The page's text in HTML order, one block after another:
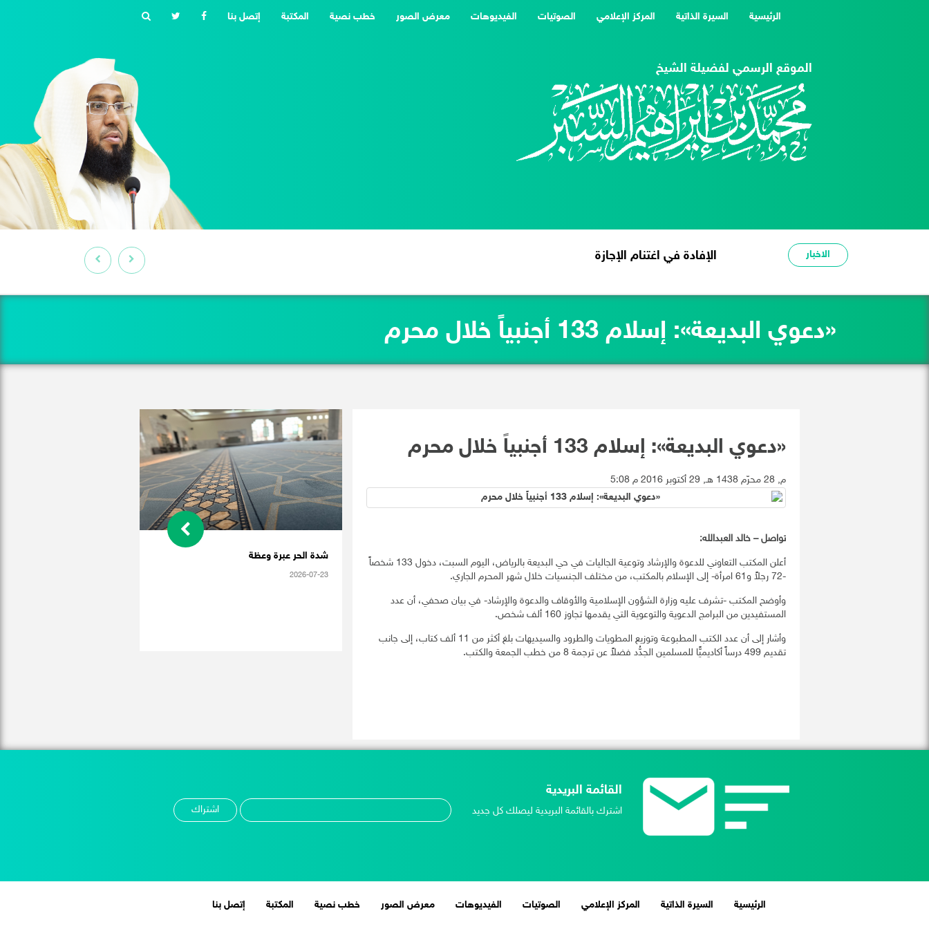
الرئيسية
(current) السيرة الذاتية المركز الإعلامي الصوتيات الفيديوهات معرض الصور خطب نصية المكتبة إتصل بنا
الموقع الرسمي لفضيلة الشيخ
الاخبار الإفادة في اغتنام الإجازة
«دعوي البديعة»: إسلام 133 أجنبياً خلال محرم
«دعوي البديعة»: إسلام 133 أجنبياً خلال محرم
5:08 م, 28 محرّم 1438 هـ, 29 أكتوبر 2016 م
تواصل – خالد العبدالله:
أعلن المكتب التعاوني للدعوة والإرشاد وتوعية الجاليات في حي البديعة بالرياض، اليوم السبت، دخول 133 شخصاً
-72 رجلاً و61 امرأة- إلى الإسلام بالمكتب، من مختلف الجنسيات خلال شهر المحرم الجاري.
وأوضح المكتب -تشرف عليه وزارة الشؤون الإسلامية والأوقاف والدعوة والإرشاد- في بيان صحفي، أن عدد
المستفيدين من البرامج الدعوية والتوعوية التي يقدمها تجاوز 160 ألف شخص.
وأشار إلى أن عدد الكتب المطبوعة وتوزيع المطويات والطرود والسيديهات بلغ أكثر من 11 ألف كتاب، إلى جانب
تقديم 499 درساً أكاديميًّا للمسلمين الجدُّد فضلاً عن ترجمة 8 من خطب الجمعة والكتب.
شدة الحر عبرة وعظة
2026-07-23
القائمة البريدية
اشترك بالقائمة البريدية ليصلك كل جديد
الرئيسية(current) السيرة الذاتية المركز الإعلامي الصوتيات الفيديوهات معرض الصور خطب نصية المكتبة إتصل بنا